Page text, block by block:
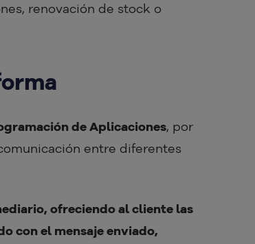
renovación de stock o
de Aplicaciones, por
entre diferentes
ofreciendo al cliente las
con el mensaje enviado,